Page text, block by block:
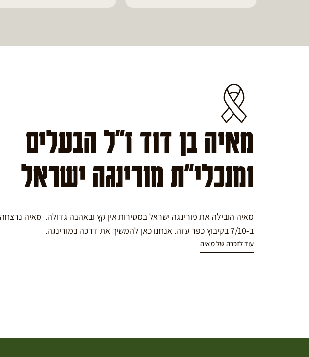
מאיה בן דוד ז"ל הבעלים
ומנכלי"ת מורינגה ישראל
מאיה הובילה את מורינגה ישראל במסירות אין קץ ובאהבה גדולה. מאיה נרצחה
ב-7/10 בקיבוץ כפר עזה. אנחנו כאן להמשיך את דרכה במורינגה.
עוד לזכרה של מאיה